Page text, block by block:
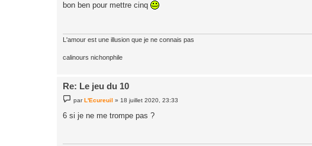
s
bon ben pour mettre cinq
L'amour est une illusion que je ne connais pas
calinours nichonphile
Re: Le jeu du 10
e
s
s
parL'Ecureuil » 18 juillet 2020, 23:33
6 si je ne me trompe pas ?